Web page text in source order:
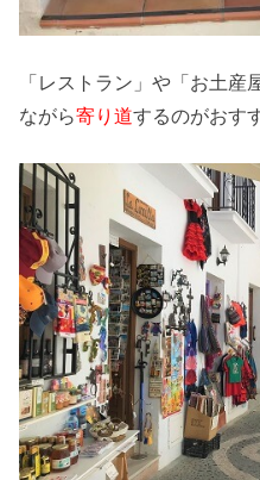
「レストラン」や「お土産
ながら寄り道するのがおす